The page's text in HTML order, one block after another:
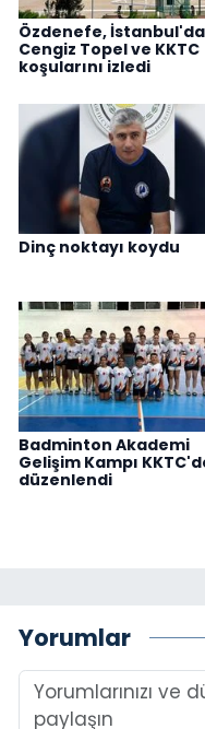
Özdenefe, İstanbul'da
Cengiz Topel ve KKTC
koşularını izledi
Dinç noktayı koydu
Badminton Akademi
Gelişim Kampı
düzenlendi
Yorumlar